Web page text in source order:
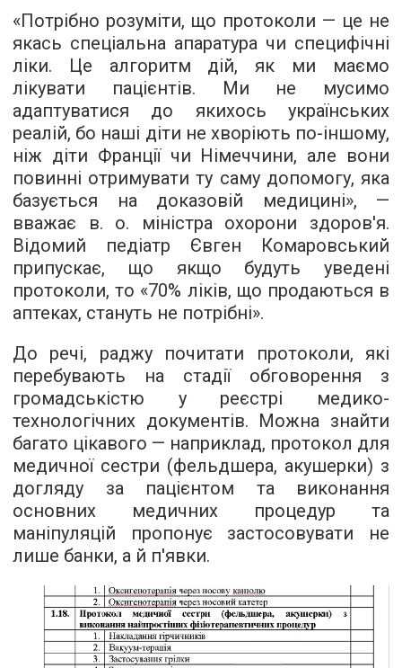
«Потрібно розуміти, що протоколи — це не
якась спеціальна апаратура чи специфічні
ліки. Це алгоритм дій, як ми маємо
лікувати пацієнтів. Ми не мусимо
адаптуватися до якихось українських
реалій, бо наші діти не хворіють по-іншому,
ніж діти Франції чи Німеччини, але вони
повинні отримувати ту саму допомогу, яка
базується на доказовій медицині», —
вважає в. о. міністра охорони здоров'я.
Відомий педіатр Євген Комаровський
припускає, що якщо будуть уведені
протоколи, то «70% ліків, що продаються в
аптеках, стануть не потрібні».
До речі, раджу почитати протоколи, які
перебувають на стадії обговорення з
громадськістю у реєстрі медико-
технологічних документів. Можна знайти
багато цікавого — наприклад, протокол для
медичної сестри (фельдшера, акушерки) з
догляду за пацієнтом та виконання
основних медичних процедур та
маніпуляцій пропонує застосовувати не
лише банки, а й п'явки.